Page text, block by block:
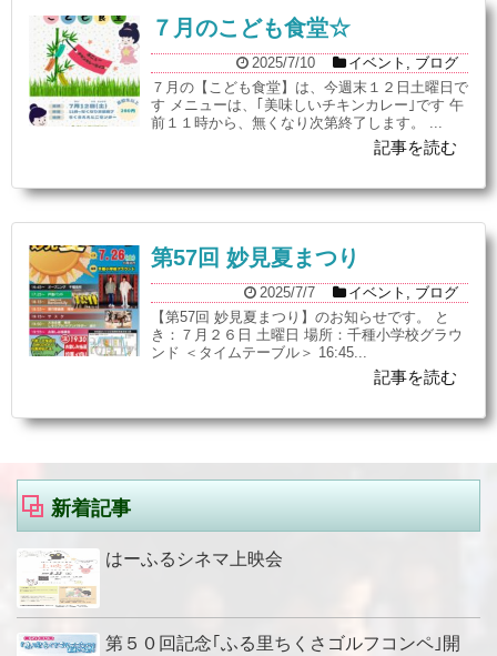
７月のこども食堂☆
2025/7/10 イベント , ブログ
７月の【こども食堂】は、今週末１２日土曜日で
す メニューは、｢美味しいチキンカレー｣です 午
前１１時から、無くなり次第終了します。 ...
記事を読む
第57回 妙見夏まつり
2025/7/7 イベント , ブログ
【第57回 妙見夏まつり】のお知らせです。 と
き：７月２６日 土曜日 場所：千種小学校グラウ
ンド ＜タイムテーブル＞ 16:45...
記事を読む
新着記事
はーふるシネマ上映会
第５０回記念｢ふる里ちくさゴルフコンペ｣開